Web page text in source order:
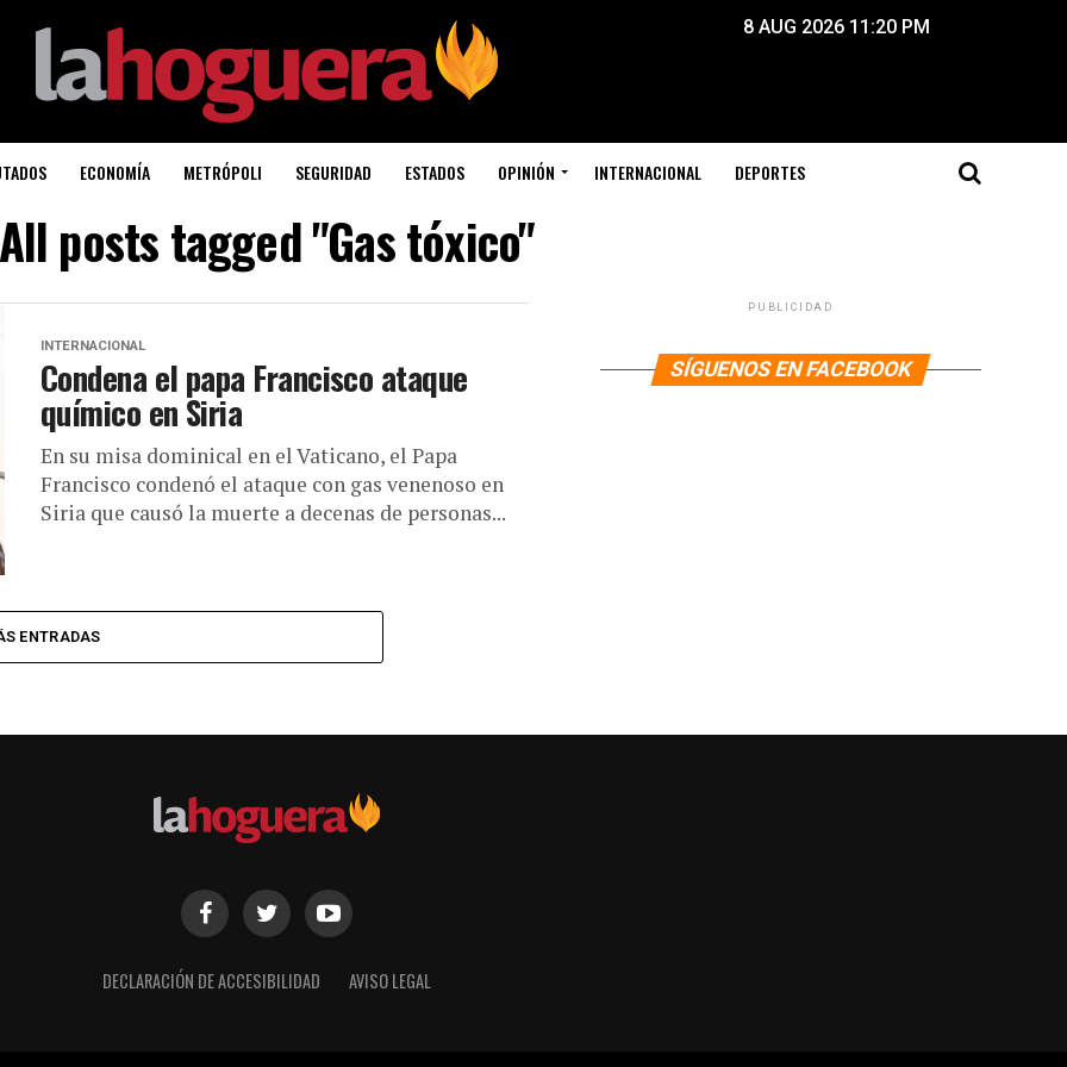
8 AUG 2026 11:20 PM
ECONOMÍA METRÓPOLI SEGURIDAD ESTADOS OPINIÓN INTERNACIONAL DEPORTES
posts tagged "Gas tóxico"
INTERNACIONAL
Condena el papa Francisco ataque
químico en Siria
En su misa dominical en el Vaticano, el Papa
Francisco condenó el ataque con gas venenoso en
Siria que causó la muerte a decenas de personas...
ENTRADAS
PUBLICIDAD
SÍGUENOS EN FACEBOOK
DECLARACIÓN DE ACCESIBILIDAD AVISO LEGAL